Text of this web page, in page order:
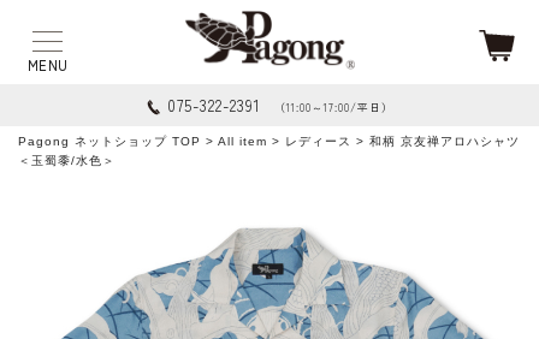
075-322-2391 （11:00～17:00/平日）
Pagong ネットショップ TOP > All item > レディース
> 和柄 京友禅アロハシャツ
＜玉蜀黍/水色＞